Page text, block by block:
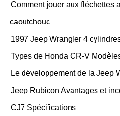
Comment jouer aux fléchettes
caoutchouc
1997 Jeep Wrangler 4
Types de Honda CR-V
Le développement de la Jeep
Jeep Rubicon Avantages et
CJ7 Spécifications